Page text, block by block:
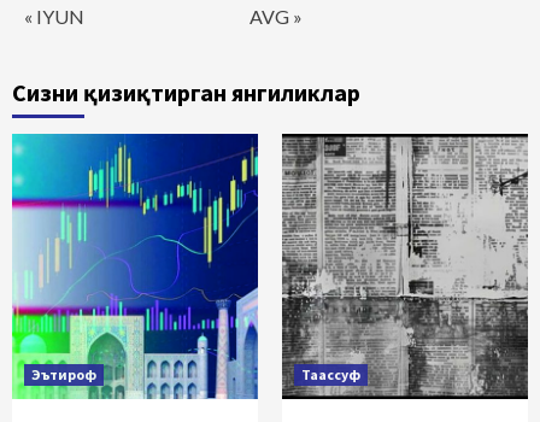
« IYUN AVG »
Сизни қизиқтирган янгиликлар
Эътироф Таассуф